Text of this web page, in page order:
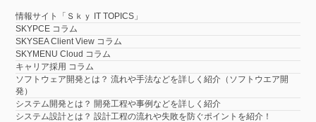
情報サイト「Ｓｋｙ IT TOPICS」
SKYPCE コラム
SKYSEA Client View コラム
SKYMENU Cloud コラム
キャリア採用 コラム
ソフトウェア開発とは？ 流れや手法などを詳しく紹介（ソフトウエア開
発）
システム開発とは？ 開発工程や事例などを詳しく紹介
システム設計とは？ 設計工程の流れや失敗を防ぐポイントを紹介！